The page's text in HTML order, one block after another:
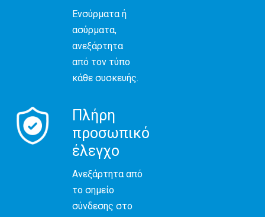
Ενσύρματα ή
ασύρματα,
ανεξάρτητα
από τον τύπο
κάθε συσκευής.
Πλήρη
προσωπικό
έλεγχο
Ανεξάρτητα από
το σημείο
σύνδεσης στο